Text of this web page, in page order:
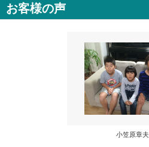
お客様の声
小笠原章夫